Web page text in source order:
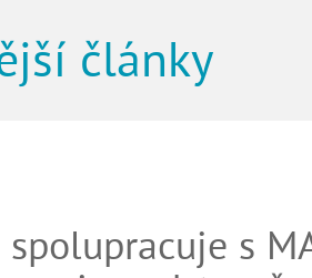
články
spolupracuje s